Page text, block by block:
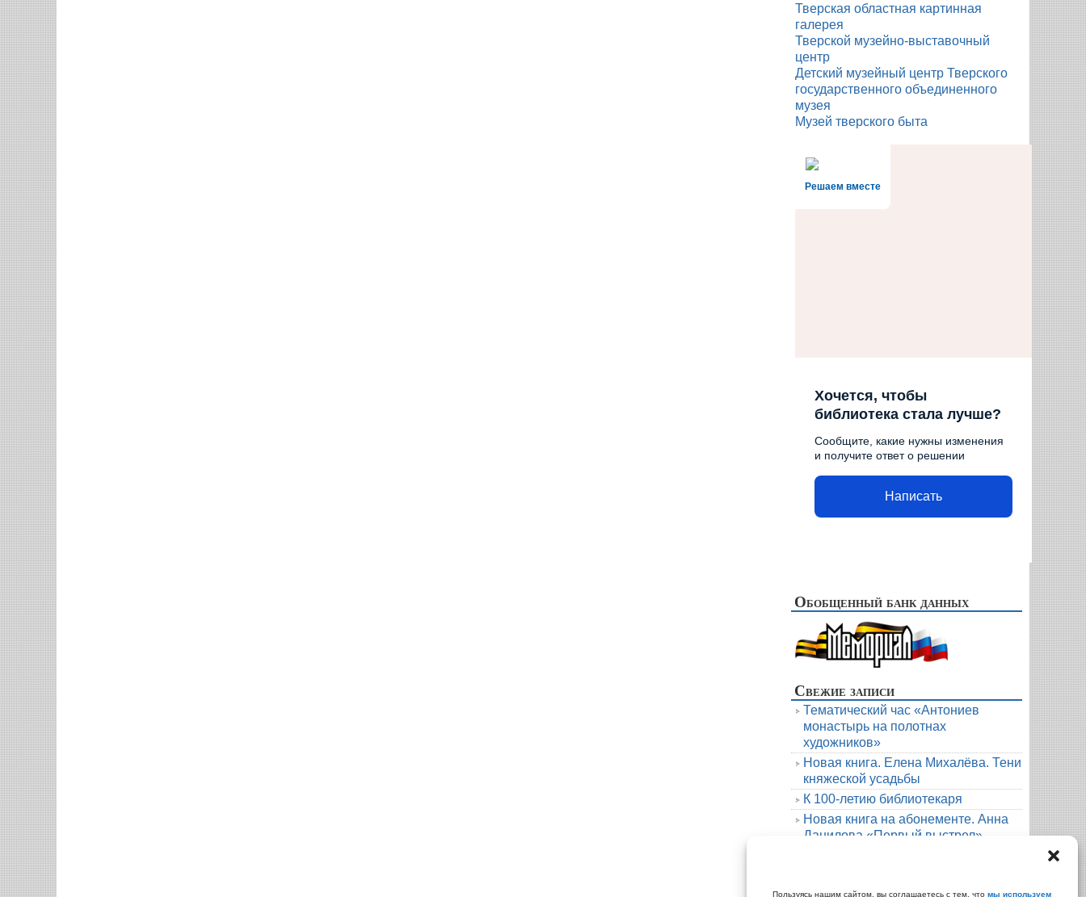
Пользуясь нашим сайтом, вы соглашаетесь с тем, что мы используем
Тверская областная картинная
галерея
Тверской музейно-выставочный
центр
Детский музейный центр Тверского
государственного объединенного
музея
Музей тверского быта
Решаем вместе
Хочется, чтобы
библиотека стала лучше?
Сообщите, какие нужны изменения
и получите ответ о решении
Написать
Обобщенный банк данных
Свежие записи
Тематический час «Антониев
монастырь на полотнах
художников»
Новая книга. Елена Михалёва. Тени
княжеской усадьбы
К 100-летию библиотекаря
Новая книга на абонементе. Анна
Данилова «Первый выстрел»